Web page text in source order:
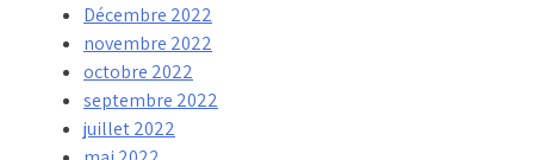
Décembre 2022
novembre 2022
octobre 2022
septembre 2022
juillet 2022